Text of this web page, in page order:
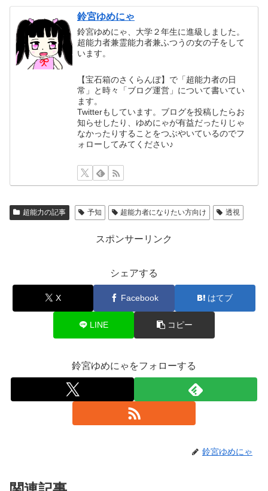
鈴宮ゆめにゃ
鈴宮ゆめにゃ、大学２年生に進級しました。
超能力者兼霊能力者兼ふつうの女の子をして
います。
【宝石箱のさくらんぼ】で「超能力者の日
常」と時々「ブログ運営」について書いてい
ます。
Twitterもしています。ブログを投稿したらお
知らせしたり、ゆめにゃが有益だったりじゃ
なかったりすることをつぶやいているのでフ
ォローしてみてください♪
超能力の記事 予知 超能力者になりたい方向け 透視
スポンサーリンク
シェアする
X Facebook はてブ
LINE コピー
鈴宮ゆめにゃをフォローする
鈴宮ゆめにゃ